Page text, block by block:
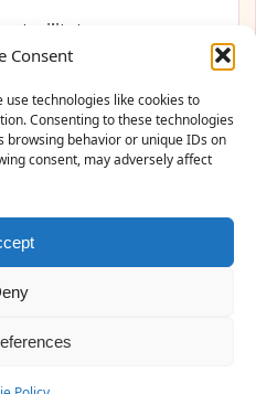
Consent
technologies like cookies to
Consenting to these technologies
browsing behavior or unique IDs on
consent, may adversely affect
steriliteta
Dr. Nejra Pašić
Sarajevo · Telefon:
dr. Nejra Pašić – Sarajevo